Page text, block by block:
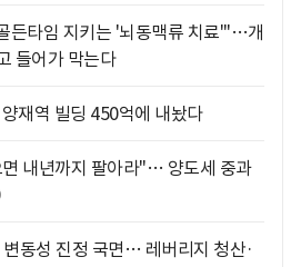
든타임 지키는 '뇌동맥류 치료'"…개
들어가 막는다
재역 빌딩 450억에 내놨다
내년까지 팔아라"… 양도세 중과
동성 진정 국면… 레버리지 청산·